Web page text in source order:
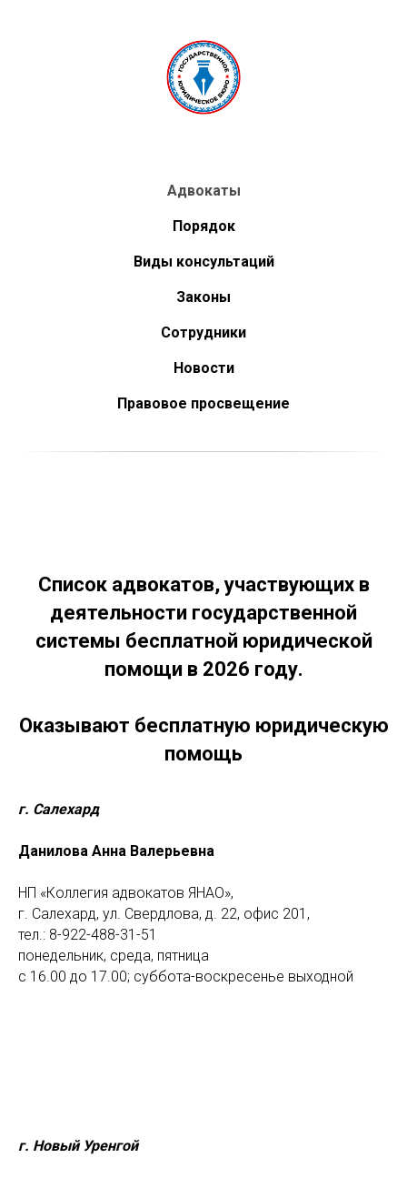
Адвокаты
Порядок
Виды консультаций
Законы
Сотрудники
Новости
Правовое просвещение
Список адвокатов, участвующих в
деятельности государственной
системы бесплатной юридической
помощи в 2026 году.
Оказывают бесплатную юридическую
помощь
г. Салехард
Данилова Анна Валерьевна
НП «Коллегия адвокатов ЯНАО»,
г. Салехард, ул. Свердлова, д. 22, офис 201,
тел.: 8-922-488-31-51
понедельник, среда, пятница
с 16.00 до 17.00; суббота-воскресенье выходной
г. Новый Уренгой